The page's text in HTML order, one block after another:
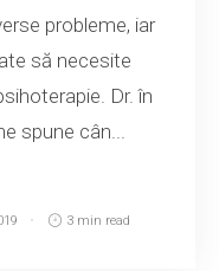
probleme, iar
să necesite
Dr. în
spune cân...
3 min read